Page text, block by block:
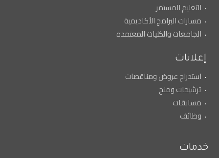
التعليم المستمر
مسارات البرامج الأكاديمية
الجامعات والكليات المعتمدة
إعلانات
استدراج عروض ومناقصات
ترشيحات ومنح
مسابقات
وظائف
خدمات